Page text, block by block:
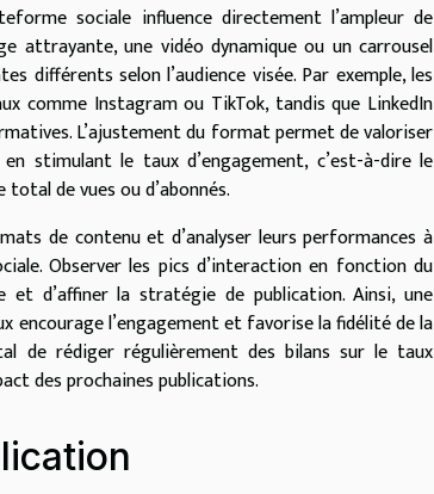
sociale influence directement l’ampleur de
attrayante, une vidéo dynamique ou un carrousel
différents selon l’audience visée. Par exemple, les
comme Instagram ou TikTok, tandis que LinkedIn
L’ajustement du format permet de valoriser
stimulant le taux d’engagement, c’est-à-dire le
de vues ou d’abonnés.
de contenu et d’analyser leurs performances à
Observer les pics d’interaction en fonction du
et d’affiner la stratégie de publication. Ainsi, une
l’engagement et favorise la fidélité de la
de rédiger régulièrement des bilans sur le taux
des prochaines publications.